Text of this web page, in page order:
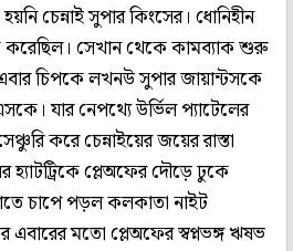
চেন্নাই সুপার কিংসের। ধোনিহীন
করেছিল। সেখান থেকে কামব্যাক শুরু
চিপকে লখনউ সুপার জায়ান্টসকে
যার নেপথ্যে উর্ভিল প্যাটেলের
করে চেন্নাইয়ের জয়ের রাস্তা
হ্যাটট্রিকে প্লেঅফের দৌড়ে ঢুকে
চাপে পড়ল কলকাতা নাইট
এবারের মতো প্লেঅফের স্বপ্নভঙ্গ ঋষভ